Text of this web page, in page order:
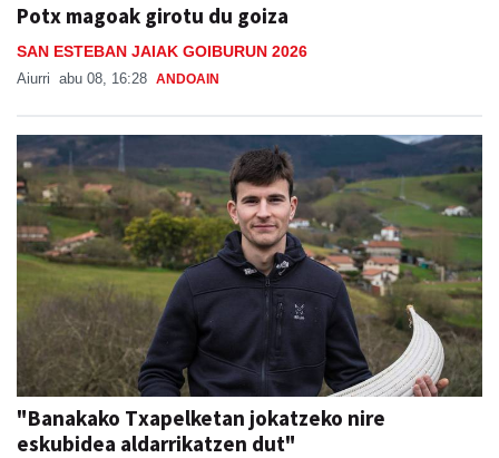
Potx magoak girotu du goiza
SAN ESTEBAN JAIAK GOIBURUN 2026
Aiurri abu 08, 16:28 ANDOAIN
"Banakako Txapelketan jokatzeko nire
eskubidea aldarrikatzen dut"